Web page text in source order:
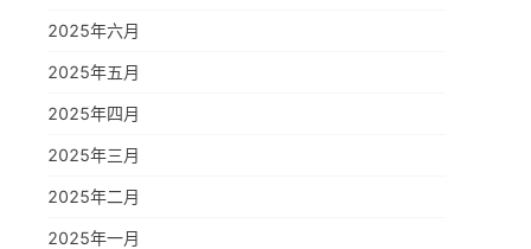
2025年六月
2025年五月
2025年四月
2025年三月
2025年二月
2025年一月